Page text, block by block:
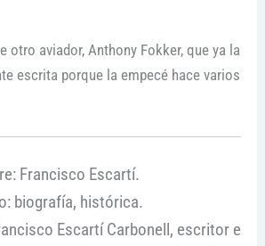
otro aviador, Anthony Fokker, que ya la
escrita porque la empecé hace varios
Francisco Escartí.
biografía, histórica.
Escartí Carbonell, escritor e